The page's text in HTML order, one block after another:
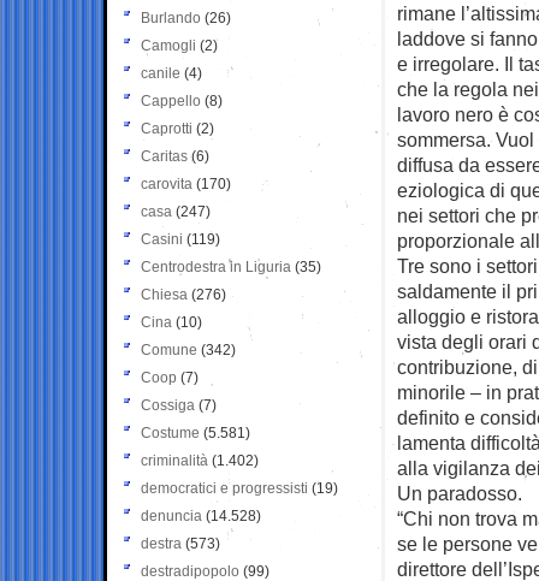
rimane
laddove si
e irregolare. Il
che la regola
lavoro nero è
sommersa.
diffusa da
eziologica di
nei settori che
proporzionale
Tre sono i
saldamente il
alloggio e
vista degli orari
contribuzione,
minorile – in
definito e
lamenta
alla vigilanza
Un paradosso.
“Chi non trova
se le persone
direttore
Burlando (26)
Camogli (2)
canile (4)
Cappello (8)
Caprotti (2)
Caritas (6)
carovita (170)
casa (247)
Casini (119)
Centrodestra in Liguria (35)
Chiesa (276)
Cina (10)
Comune (342)
Coop (7)
Cossiga (7)
Costume (5.581)
criminalità (1.402)
democratici e progressisti (19)
denuncia (14.528)
destra (573)
destradipopolo (99)